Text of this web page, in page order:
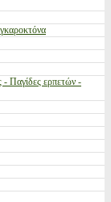
- Παγίδες ερπετών -